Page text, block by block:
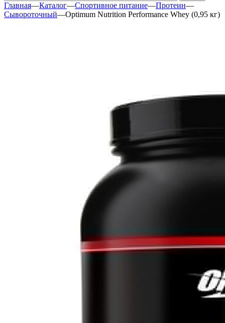
Главная—Каталог—Спортивное питание—Протеин—
Сывороточный—Optimum Nutrition Performance Whey (0,95 кг)